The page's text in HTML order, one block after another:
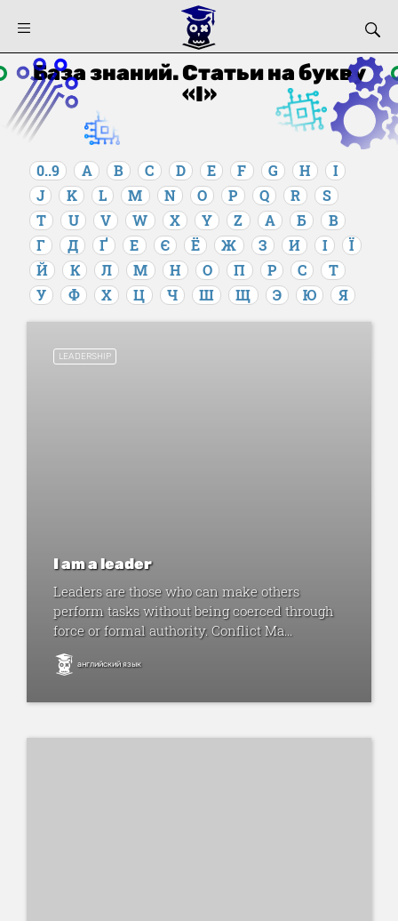
База знаний. Статьи на букву
«I»
0..9 A B C D E F G H
I
J
K L M N O P Q R
S
T
U V W X Y Z А Б
В
Г
Д Ґ Е Є Ё Ж З И І
Ї
Й
К Л М Н О П Р С
Т
У
Ф Х Ц Ч Ш Щ Э Ю Я
LEADERSHIP
I am a leader
Leaders are those who can make others
perform tasks without being coerced through
force or formal authority. Conflict Ma...
английский язык